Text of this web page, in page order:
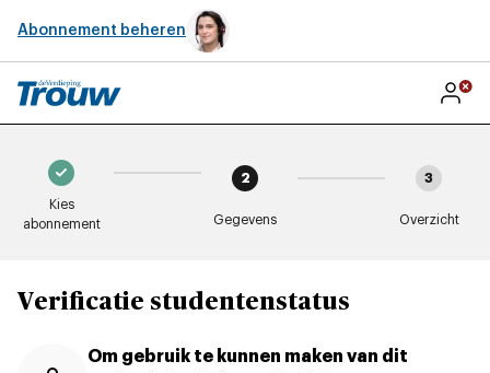
Abonnement beheren
Kies
abonnement
2
Gegevens
3
Overzicht
Verificatie studentenstatus
Om gebruik te kunnen maken van dit